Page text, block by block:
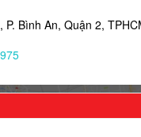
P. Bình An, Quận 2,